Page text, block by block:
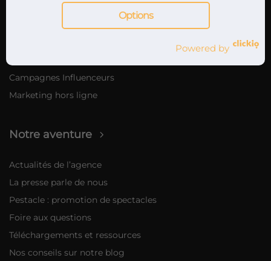
Marketing digital
Promotion musicale sur internet
Campagnes Influenceurs
Marketing hors ligne
Notre aventure
Actualités de l’agence
La presse parle de nous
Pestacle : promotion de spectacles
Foire aux questions
Téléchargements et ressources
Nos conseils sur notre blog
Options
Powered by